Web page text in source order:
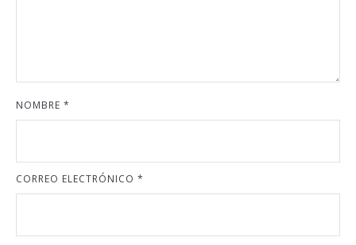
NOMBRE *
CORREO ELECTRÓNICO *